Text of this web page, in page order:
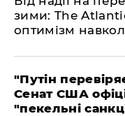
зими: The
оптимізм
​"Путін
Сенат США
"пекельні